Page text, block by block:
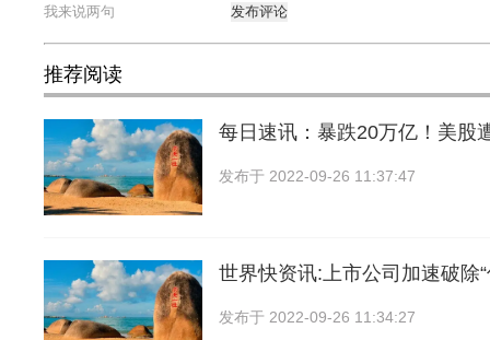
发布评论
推荐阅读
每日速讯：暴跌20万亿！美股
发布于 2022-09-26 11:37:47
世界快资讯:上市公司加速破除
发布于 2022-09-26 11:34:27